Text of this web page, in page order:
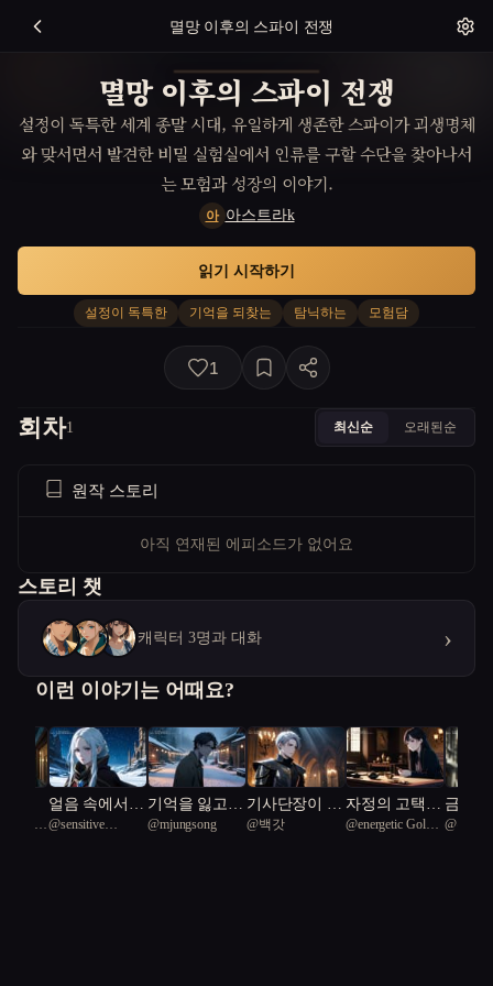
멸망 이후의 스파이 전쟁
멸망 이후의 스파이 전쟁
설정이 독특한 세계 종말 시대, 유일하게 생존한 스파이가 괴생명체
와 맞서면서 발견한 비밀 실험실에서 인류를 구할 수단을 찾아나서
는 모험과 성장의 이야기.
아 아스트라k
설정이 독특한 기억을 되찾는 탐닉하는 모험담
읽기 시작하기
1
회차1 최신순 오래된순
원작 스토리
아직 연재된 에피소드가 없어요
스토리 챗
캐릭터 3명과 대화 ›
이런 이야기는 어때요?
Black
얼음 속에서
깨어나다
@sensitive
기억을 잃고
얻는 밤
@mjungsong
기사단장이 기
억을 팔았다
@백갓
자정의 고택:
시간의 저주
@energetic Golden
금지
기록
@유메